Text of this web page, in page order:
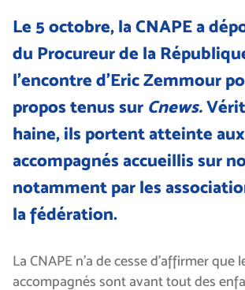
Le 5 octobre, la CNAPE a
du Procureur de la
l’encontre d’Eric Zemmour
propos tenus sur Cnews.
haine, ils portent atteinte
accompagnés accueillis sur
notamment par les
la fédération.
La CNAPE n’a de cesse d’affirmer que
accompagnés sont avant tout des